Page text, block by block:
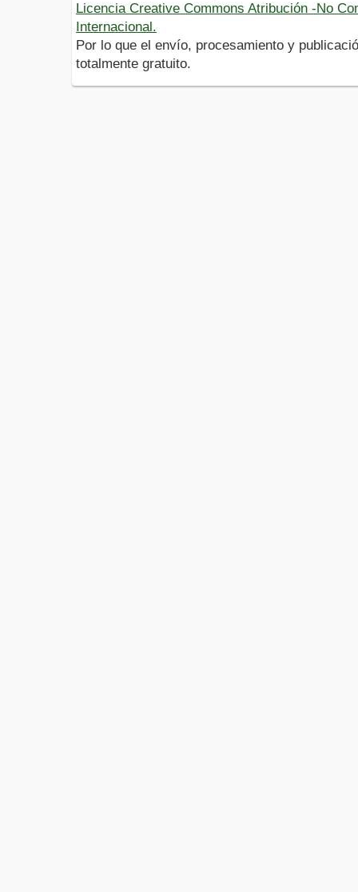
Licencia Creative Commons Atribución -No
Internacional.
Por lo que el envío, procesamiento y
totalmente gratuito.